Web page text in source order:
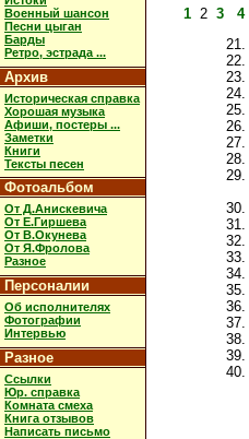
Военный шансон
Песни цыган
Барды
Ретро, эстрада ...
Архив
Историческая справка
Хорошая музыка
Афиши, постеры ...
Заметки
Книги
Тексты песен
Фотоальбом
От Д.Анискевича
От Е.Гиршева
От В.Окунева
От Я.Фролова
Разное
Персоналии
Об исполнителях
Фотографии
Интервью
Разное
Ссылки
Юр. справка
Комната смеха
Книга отзывов
Написать письмо
1 2 3 4